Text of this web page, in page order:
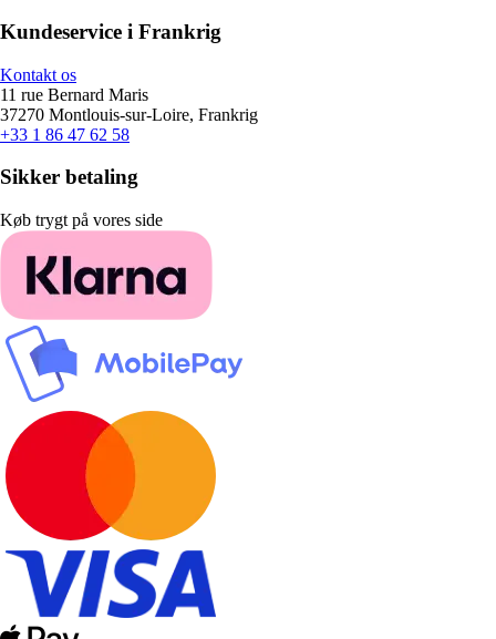
Kundeservice i Frankrig
Kontakt os
11 rue Bernard Maris
37270 Montlouis-sur-Loire, Frankrig
+33 1 86 47 62 58
Sikker betaling
Køb trygt på vores side